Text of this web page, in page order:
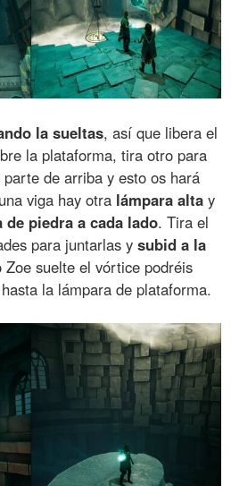
la sueltas, así que libera el
la plataforma, tira otro para
de arriba y esto os hará
viga hay otra lámpara alta y
de piedra a cada lado. Tira el
para juntarlas ysubid a la
Zoe suelte el vórtice podréis
hasta la lámpara de plataforma.